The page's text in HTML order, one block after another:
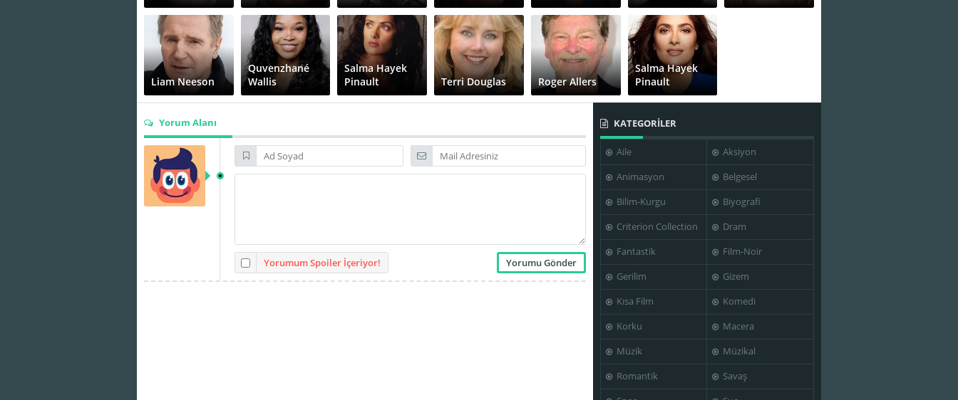
Liam Neeson
Quvenzhané
Wallis
Salma Hayek
Pinault
Terri Douglas Roger Allers
Salma Hayek
Pinault
Yorum Alanı
Yorumum Spoiler İçeriyor!
KATEGORİLER
Aile
Aksiyon
Animasyon
Belgesel
Bilim-Kurgu
Biyografi
Criterion Collection
Dram
Fantastik
Film-Noir
Gerilim
Gizem
Kısa Film
Komedi
Korku
Macera
Müzik
Müzikal
Romantik
Savaş